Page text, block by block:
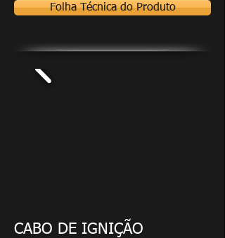
Folha Técnica do Produto
CABO DE IGNIÇÃO